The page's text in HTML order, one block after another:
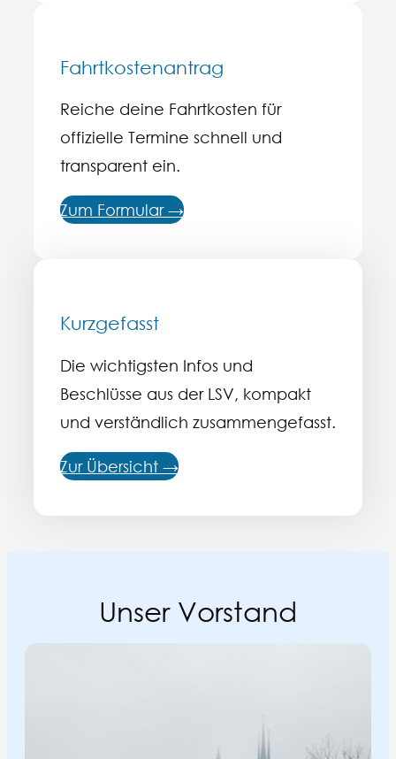
Fahrtkostenantrag
Reiche deine Fahrtkosten für
offizielle Termine schnell und
transparent ein. ㅤㅤㅤㅤㅤㅤㅤㅤㅤ
Zum Formular →
Kurzgefasst
Die wichtigsten Infos und
Beschlüsse aus der LSV, kompakt
und verständlich zusammengefasst.
Zur Übersicht →
Unser Vorstand